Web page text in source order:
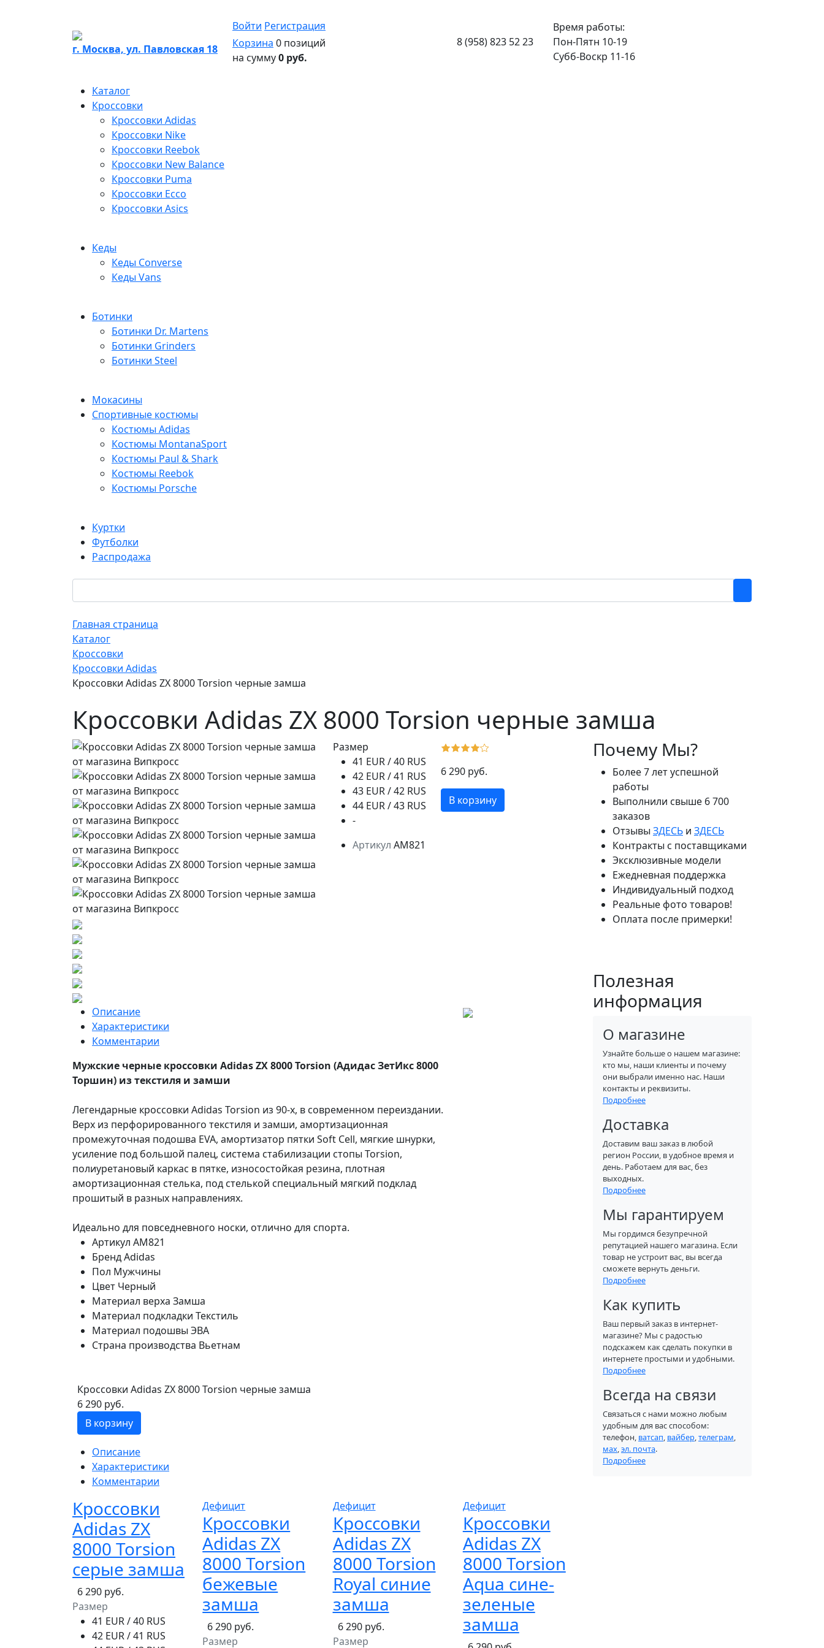
г. Москва, ул. Павловская 18
Войти Регистрация
Корзина 0 позиций
на сумму0 руб.
8 (958) 823 52 23
Время работы:
Пон-Пятн 10-19
Субб-Воскр 11-16
Каталог
Кроссовки
Кроссовки Adidas
Кроссовки Nike
Кроссовки Reebok
Кроссовки New Balance
Кроссовки Puma
Кроссовки Ecco
Кроссовки Asics
Кеды
Кеды Converse
Кеды Vans
Ботинки
Ботинки Dr. Martens
Ботинки Grinders
Ботинки Steel
Мокасины
Спортивные костюмы
Костюмы Adidas
Костюмы MontanaSport
Костюмы Paul & Shark
Костюмы Reebok
Костюмы Porsche
Куртки
Футболки
Распродажа
Главная страница
Каталог
Кроссовки
Кроссовки Adidas
Кроссовки Adidas ZX 8000 Torsion черные замша
Кроссовки Adidas ZX 8000 Torsion черные замша
Размер
41 EUR / 40 RUS
42 EUR / 41 RUS
43 EUR / 42 RUS
44 EUR / 43 RUS
-
Артикул AM821
6 290 руб.
В корзину
Описание
Характеристики
Комментарии
Мужские черные кроссовки Adidas ZX 8000 Torsion (Адидас ЗетИкс 8000
Торшин) из текстиля и замши
Легендарные кроссовки Adidas Torsion из 90-х, в современном переиздании.
Верх из перфорированного текстиля и замши, амортизационная
промежуточная подошва EVA, амортизатор пятки Soft Cell, мягкие шнурки,
усиление под большой палец, система стабилизации стопы Torsion,
полиуретановый каркас в пятке, износостойкая резина, плотная
амортизационная стелька, под стелькой специальный мягкий подклад
прошитый в разных направлениях.
Идеально для повседневного носки, отлично для спорта.
Артикул AM821
БрендAdidas
Пол Мужчины
Цвет Черный
Материал верха Замша
Материал подкладки Текстиль
Материал подошвы ЭВА
Страна производства Вьетнам
Кроссовки Adidas ZX 8000 Torsion черные замша
6 290 руб.
В корзину
Описание
Характеристики
Комментарии
Кроссовки
Adidas ZX
8000 Torsion
серые замша
6 290 руб.
Размер
41 EUR / 40 RUS
42 EUR / 41 RUS
Дефицит
Кроссовки
Adidas ZX
8000 Torsion
бежевые
замша
6 290 руб.
Размер
Дефицит
Кроссовки
Adidas ZX
8000 Torsion
Royal синие
замша
6 290 руб.
Размер
Дефицит
Кроссовки
Adidas ZX
8000 Torsion
Aqua сине-
зеленые
замша
Почему Мы?
Более 7 лет успешной
работы
Выполнили свыше 6 700
заказов
Отзывы ЗДЕСЬ и ЗДЕСЬ
Контракты с поставщиками
Эксклюзивные модели
Ежедневная поддержка
Индивидуальный подход
Реальные фото товаров!
Оплата после примерки!
Полезная
информация
О магазине
Узнайте больше о нашем магазине:
кто мы, наши клиенты и почему
они выбрали именно нас. Наши
контакты и реквизиты.
Подробнее
Доставка
Доставим ваш заказ в любой
регион России, в удобное время и
день. Работаем для вас, без
выходных.
Подробнее
Мы гарантируем
Мы гордимся безупречной
репутацией нашего магазина. Если
товар не устроит вас, вы всегда
сможете вернуть деньги.
Подробнее
Как купить
Ваш первый заказ в интернет-
магазине? Мы с радостью
подскажем как сделать покупки в
интернете простыми и удобными.
Подробнее
Всегда на связи
Связаться с нами можно любым
удобным для вас способом:
телефон, ватсап, вайбер,телеграм,
мах,эл. почта.
Подробнее